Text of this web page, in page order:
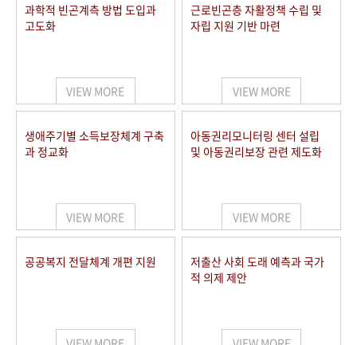
과학적 빈곤계측 방법 도입과
고도화
VIEW MORE
근로빈곤층 자활정책 수립 및
자립 지원 기반 마련
VIEW MORE
생애주기별 소득보장체계 구축
과 정교화
VIEW MORE
아동권리모니터링 센터 설립
및 아동권리보장 관련 제도화
VIEW MORE
공공복지 전달체계 개편 지원
저출산 사회 도래 예측과 국가
적 의제 제안